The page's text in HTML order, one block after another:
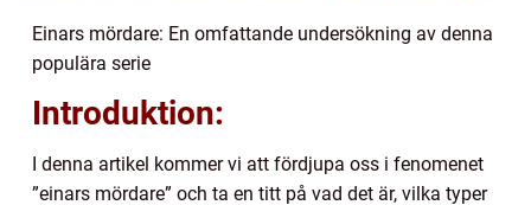
Einars mördare: En omfattande undersökning av denna
populära serie
Introduktion:
I denna artikel kommer vi att fördjupa oss i fenomenet
”einars mördare” och ta en titt på vad det är, vilka typer